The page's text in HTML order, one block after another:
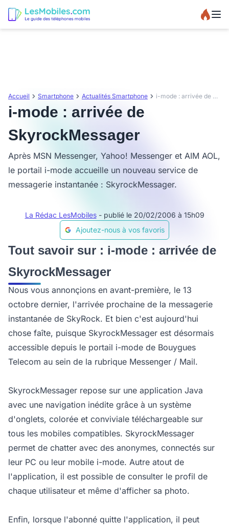
Accueil Smartphone Actualités Smartphone i-mode : arrivée de SkyrockMessager
i-mode : arrivée de
SkyrockMessager
Après MSN Messenger, Yahoo! Messenger et AIM AOL,
le portail i-mode accueille un nouveau service de
messagerie instantanée : SkyrockMessager.
La Rédac LesMobiles - publié le 20/02/2006 à 15h09
Ajoutez-nous à vos favoris
Tout savoir sur : i-mode : arrivée de
SkyrockMessager
Nous vous annonçions en avant-première, le 13
octobre dernier, l'arrivée prochaine de la messagerie
instantanée de SkyRock. Et bien c'est aujourd'hui
chose faîte, puisque SkyrockMessager est désormais
accessible depuis le portail i-mode de Bouygues
Telecom au sein de la rubrique Messenger / Mail.
SkyrockMessager repose sur une application Java
avec une navigation inédite grâce à un système
d'onglets, colorée et conviviale téléchargeable sur
tous les mobiles compatibles. SkyrockMessager
permet de chatter avec des anonymes, connectés sur
leur PC ou leur mobile i-mode. Autre atout de
l'application, il est possible de consulter le profil de
chaque utilisateur et même d'afficher sa photo.
Enfin, lorsque l'abonné quitte l'application, il peut